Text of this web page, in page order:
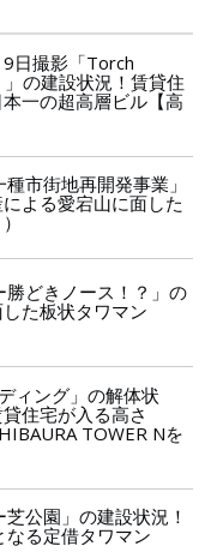
9日撮影「Torch
の建設状況！賃貸住
一の超高層ビル【高
市街地再開発事業」
よる愛宕山に面した
どきノース！？」の
た板状タワマン
ィング」の解体状
住宅が入る高さ
TOWER Nを
公園」の建設状況！
る定借タワマン